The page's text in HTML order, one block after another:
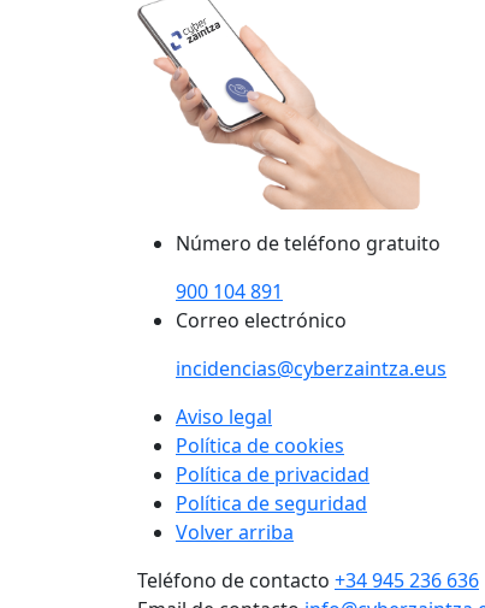
Número de teléfono gratuito
900 104 891
Correo electrónico
incidencias@cyberzaintza.eus
Aviso legal
Política de cookies
Política de privacidad
Política de seguridad
Volver arriba
Teléfono de contacto +34 945 236 636